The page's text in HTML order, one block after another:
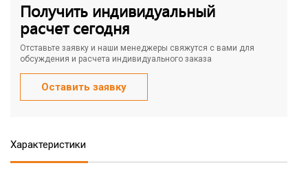
Получить индивидуальный
расчет сегодня
Отставьте заявку и наши менеджеры свяжутся с вами для
обсуждения и расчета индивидуального заказа
Оставить заявку
Характеристики